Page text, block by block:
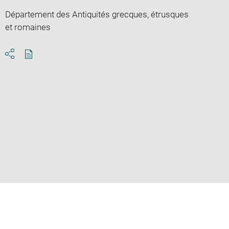
Département des Antiquités grecques, étrusques
et romaines